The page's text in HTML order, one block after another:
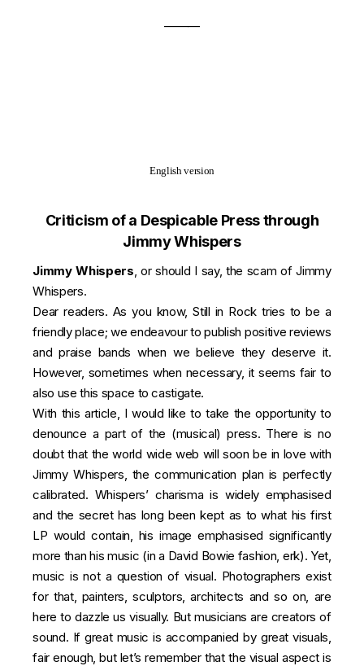
———
English version
Criticism of a Despicable Press through
Jimmy Whispers
Jimmy Whispers, or should I say, the scam of Jimmy
Whispers.
Dear readers. As you know, Still in Rock tries to be a
friendly place; we endeavour to publish positive reviews
and praise bands when we believe they deserve it.
However, sometimes when necessary, it seems fair to
also use this space to castigate.
With this article, I would like to take the opportunity to
denounce a part of the (musical) press. There is no
doubt that the world wide web will soon be in love with
Jimmy Whispers, the communication plan is perfectly
calibrated. Whispers’ charisma is widely emphasised
and the secret has long been kept as to what his first
LP would contain, his image emphasised significantly
more than his music (in a David Bowie fashion, erk). Yet,
music is not a question of visual. Photographers exist
for that, painters, sculptors, architects and so on, are
here to dazzle us visually. But musicians are creators of
sound. If great music is accompanied by great visuals,
fair enough, but let’s remember that the visual aspect is